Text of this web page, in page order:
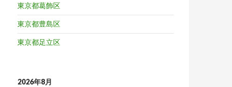
東京都葛飾区
東京都豊島区
東京都足立区
2026年8月